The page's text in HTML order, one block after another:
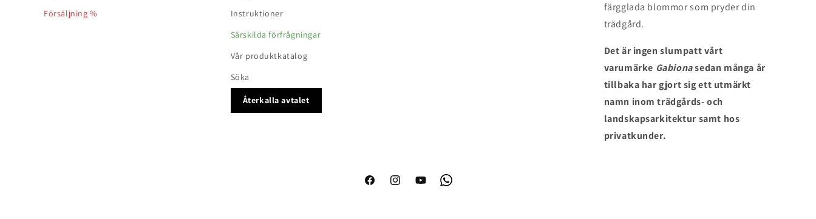
Försäljning %
Instruktioner
Särskilda förfrågningar
Vår produktkatalog
Söka
Återkalla avtalet
färgglada blommor som pryder din
trädgård.
Det är ingen slumpatt vårt
varumärke Gabionasedan många år
tillbaka har gjort sig ett utmärkt
namn inom trädgårds- och
landskapsarkitektur samt hos
privatkunder.
FacebookInstagramYouTubeWhatsApp